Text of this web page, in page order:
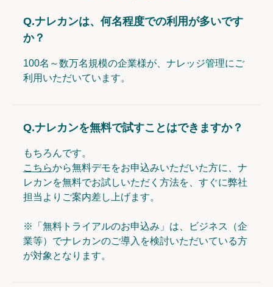
Q.ナレカンは、何名程度での利用が多いです
か？
100名～数万名規模の企業様が、ナレッジ管理にご
利用いただいています。
Q.ナレカンを無料で試すことはできますか？
もちろんです。
こちらから無料デモをお申込みいただいた方に、ナ
レカンを無料でお試しいただく方法を、すぐに弊社
担当よりご案内差し上げます。
※「無料トライアルのお申込み」は、ビジネス（企
業等）でナレカンのご導入を検討いただいている方
が対象となります。